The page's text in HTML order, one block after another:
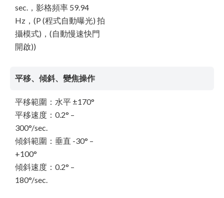
sec.，影格頻率 59.94
Hz，(P (程式自動曝光) 拍
攝模式)，(自動慢速快門
開啟))
平移、傾斜、變焦操作
平移範圍：水平 ±170°
平移速度：0.2° –
300°/sec.
傾斜範圍：垂直 -30° –
+100°
傾斜速度：0.2° –
180°/sec.